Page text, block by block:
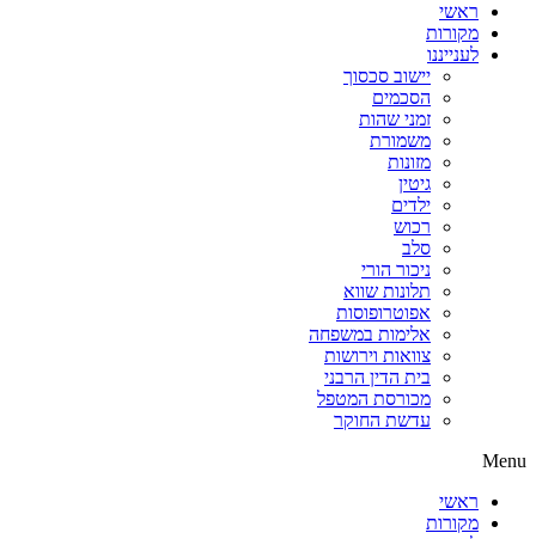
ראשי
מקורות
לענייננו
יישוב סכסוך
הסכמים
זמני שהות
משמורת
מזונות
גיטין
ילדים
רכוש
סלב
ניכור הורי
תלונות שווא
אפוטרופוסות
אלימות במשפחה
צוואות וירושות
בית הדין הרבני
מכורסת המטפל
עדשת החוקר
Menu
ראשי
מקורות